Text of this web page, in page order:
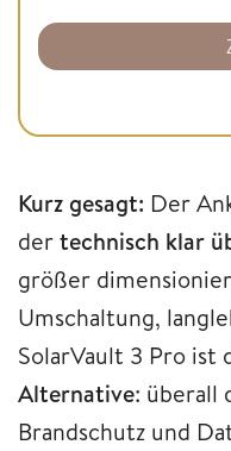
Kurz gesagt: Der
dertechnisch klar
größer
Umschaltung,
SolarVault 3 Pro ist
Alternative: überall
Brandschutz und